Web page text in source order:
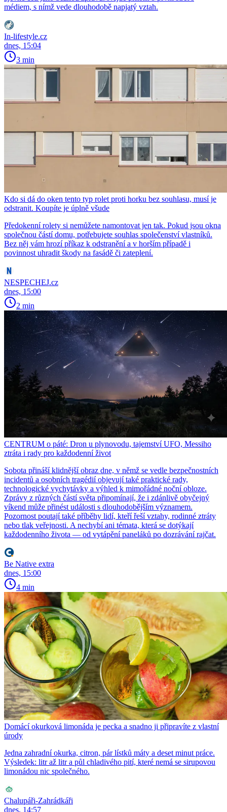
médiem, s nímž vede dlouhodobě napjatý vztah.
In-lifestyle.cz
dnes, 15:04
3 min
Kdo si dá do oken tento typ rolet proti horku bez souhlasu, musí je
odstranit. Koupíte je úplně všude
Předokenní rolety si nemůžete namontovat jen tak. Pokud jsou okna
společnou částí domu, potřebujete souhlas společenství vlastníků.
Bez něj vám hrozí příkaz k odstranění a v horším případě i
povinnost uhradit škody na fasádě či zateplení.
NESPECHEJ.cz
dnes, 15:00
2 min
CENTRUM o páté: Dron u plynovodu, tajemství UFO, Messiho
ztráta i rady pro každodenní život
Sobota přináší klidnější obraz dne, v němž se vedle bezpečnostních
incidentů a osobních tragédií objevují také praktické rady,
technologické vychytávky a výhled k mimořádné noční obloze.
Zprávy z různých částí světa připomínají, že i zdánlivě obyčejný
víkend může přinést události s dlouhodobějším významem.
Pozornost poutají také příběhy lidí, kteří řeší vztahy, rodinné ztráty
nebo tlak veřejnosti. A nechybí ani témata, která se dotýkají
každodenního života — od vytápění paneláků po dozrávání rajčat.
Be Native extra
dnes, 15:00
4 min
Domácí okurková limonáda je pecka a snadno ji připravíte z vlastní
úrody
Jedna zahradní okurka, citron, pár lístků máty a deset minut práce.
Výsledek: litr až litr a půl chladivého pití, které nemá se sirupovou
limonádou nic společného.
Chalupáři-Zahrádkáři
dnes, 14:57